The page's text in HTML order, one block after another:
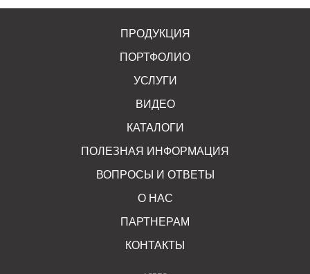
ПРОДУКЦИЯ
ПОРТФОЛИО
УСЛУГИ
ВИДЕО
КАТАЛОГИ
ПОЛЕЗНАЯ ИНФОРМАЦИЯ
ВОПРОСЫ И ОТВЕТЫ
О НАС
ПАРТНЕРАМ
КОНТАКТЫ